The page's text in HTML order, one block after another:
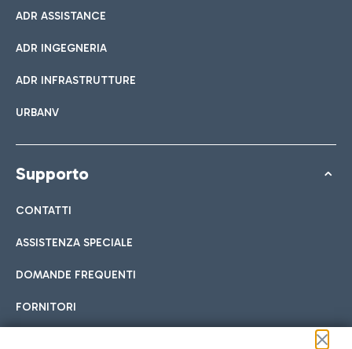
ADR ASSISTANCE
ADR INGEGNERIA
ADR INFRASTRUTTURE
URBANV
Supporto
CONTATTI
ASSISTENZA SPECIALE
DOMANDE FREQUENTI
FORNITORI